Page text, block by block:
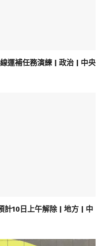
運補任務演練 | 政治 | 中央
10日上午解除 | 地方 | 中